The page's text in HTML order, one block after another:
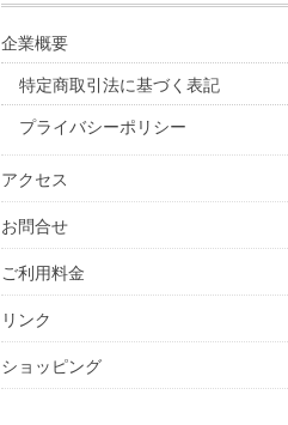
企業概要
特定商取引法に基づく表記
プライバシーポリシー
アクセス
お問合せ
ご利用料金
リンク
ショッピング